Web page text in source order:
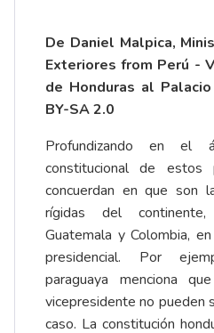
De Daniel Malpica,
Exteriores from Perú -
de Honduras al
BY-SA 2.0
Profundizando en el
constitucional de estos
concuerdan en que son
rígidas del
Guatemala y Colombia,
presidencial. Por
paraguaya menciona
vicepresidente no pueden
caso. La constitución